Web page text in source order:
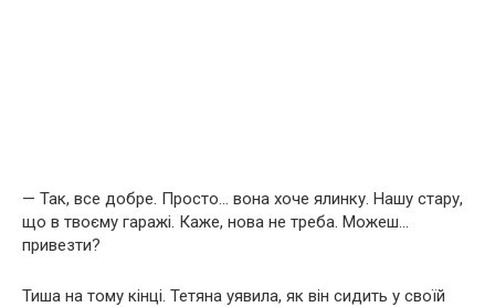
— Так, все добре. Просто… вона хоче ялинку. Нашу стару,
що в твоєму гаражі. Каже, нова не треба. Можеш…
привезти?
Тиша на тому кінці. Тетяна уявила, як він сидить у своїй